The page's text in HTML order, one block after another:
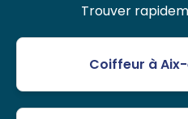
Trouver
Coiffeur à